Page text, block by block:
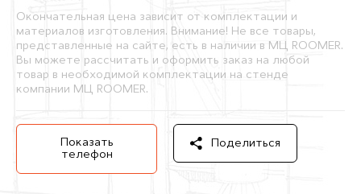
Окончательная цена зависит от комплектации и
материалов изготовления. Внимание! Не все товары,
представленные на сайте, есть в наличии в МЦ ROOMER.
Вы можете рассчитать и оформить заказ на любой
товар в необходимой комплектации на стенде
компании МЦ ROOMER.
Показать
телефон
Поделиться